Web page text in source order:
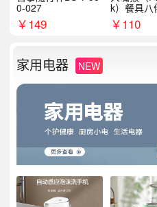
0-027
￥149
k）餐具八
T6007
￥110
家用电器 NEW